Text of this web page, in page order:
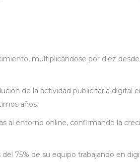
multiplicándose por diez
de la actividad publicitaria digital
años.
al entorno online, confirmando la
75% de su equipo trabajando en